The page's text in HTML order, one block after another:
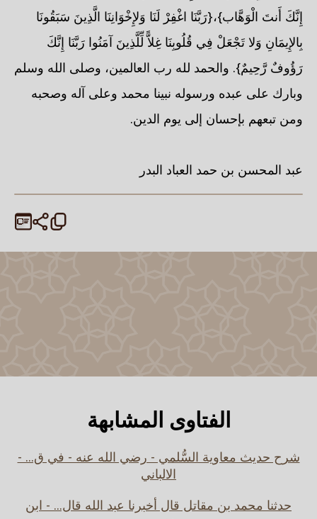
عبد المحسن بن حمد العباد البدر
الفتاوى المشابهة
شرح حديث معاوية السُّلمي - رضي الله عنه - في ق... -
الالباني
حدثنا محمد بن مقاتل قال أخبرنا عبد الله قال... - ابن